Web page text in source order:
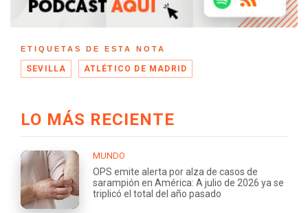
ETIQUETAS DE ESTA NOTA
SEVILLA ATLÉTICO DE MADRID
LO MÁS RECIENTE
MUNDO
OPS emite alerta por alza de casos de
sarampión en América: A julio de 2026 ya se
triplicó el total del año pasado